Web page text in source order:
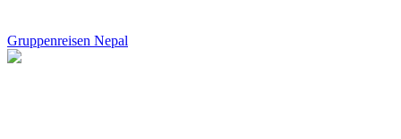
Gruppenreisen Nepal